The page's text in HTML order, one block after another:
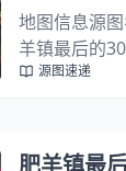
地图信息源
羊镇最后的
那这里还有
源图速递